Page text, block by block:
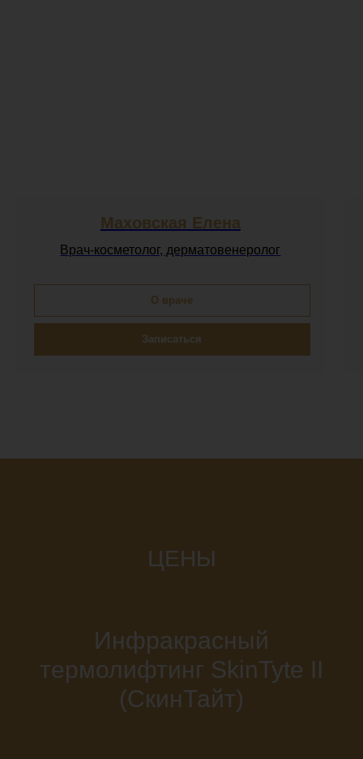
Маховская Елена
Врач-косметолог, дерматовенеролог
О враче
Записаться
ЦЕНЫ
Инфракрасный
термолифтинг SkinTyte II
(СкинТайт)